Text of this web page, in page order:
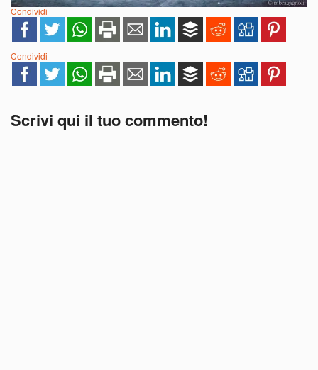
Condividi
Condividi
Scrivi qui il tuo commento!